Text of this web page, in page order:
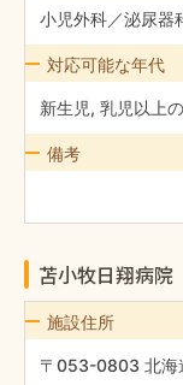
小児外科／泌尿器
対応可能な年代
新生児, 乳児以上
備考
苫小牧日翔病院
施設住所
〒053-0803 北海